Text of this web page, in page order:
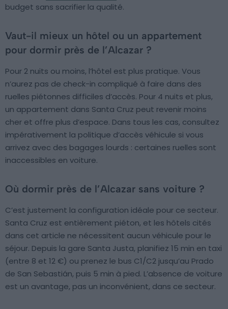
budget sans sacrifier la qualité.
Vaut-il mieux un hôtel ou un appartement
pour dormir près de l’Alcazar ?
Pour 2 nuits ou moins, l’hôtel est plus pratique. Vous
n’aurez pas de check-in compliqué à faire dans des
ruelles piétonnes difficiles d’accès. Pour 4 nuits et plus,
un appartement dans Santa Cruz peut revenir moins
cher et offre plus d’espace. Dans tous les cas, consultez
impérativement la politique d’accès véhicule si vous
arrivez avec des bagages lourds : certaines ruelles sont
inaccessibles en voiture.
Où dormir près de l’Alcazar sans voiture ?
C’est justement la configuration idéale pour ce secteur.
Santa Cruz est entièrement piéton, et les hôtels cités
dans cet article ne nécessitent aucun véhicule pour le
séjour. Depuis la gare Santa Justa, planifiez 15 min en taxi
(entre 8 et 12 €) ou prenez le bus C1/C2 jusqu’au Prado
de San Sebastián, puis 5 min à pied. L’absence de voiture
est un avantage, pas un inconvénient, dans ce secteur.